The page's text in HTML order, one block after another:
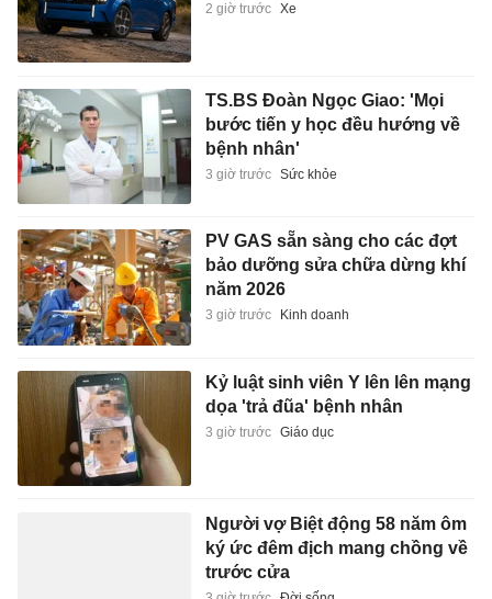
2 giờ trước Xe
TS.BS Đoàn Ngọc Giao: 'Mọi
bước tiến y học đều hướng về
bệnh nhân'
3 giờ trước Sức khỏe
PV GAS sẵn sàng cho các đợt
bảo dưỡng sửa chữa dừng khí
năm 2026
3 giờ trước Kinh doanh
Kỷ luật sinh viên Y lên lên mạng
dọa 'trả đũa' bệnh nhân
3 giờ trước Giáo dục
Người vợ Biệt động 58 năm ôm
ký ức đêm địch mang chồng về
trước cửa